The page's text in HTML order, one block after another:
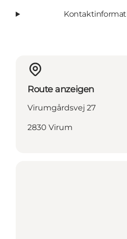
Route anzeigen
Virumgårdsvej 27
2830 Virum